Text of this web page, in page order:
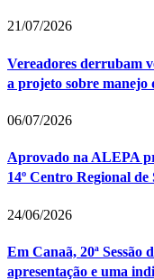
21/07/2026
Vereadores derrubam
a projeto sobre manejo
06/07/2026
Aprovado na ALEPA
14º Centro Regional
24/06/2026
Em Canaã, 20ª Sessão
apresentação e uma